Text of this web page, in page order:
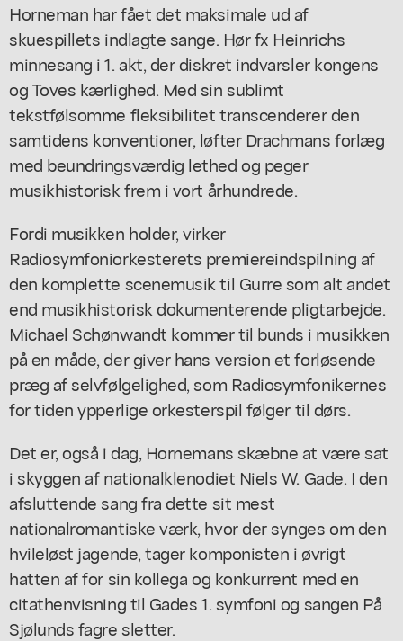
Horneman har fået det maksimale ud af
skuespillets indlagte sange. Hør fx Heinrichs
minnesang i 1. akt, der diskret indvarsler kongens
og Toves kærlighed. Med sin sublimt
tekstfølsomme fleksibilitet transcenderer den
samtidens konventioner, løfter Drachmans forlæg
med beundringsværdig lethed og peger
musikhistorisk frem i vort århundrede.
Fordi musikken holder, virker
Radiosymfoniorkesterets premiereindspilning af
den komplette scenemusik til Gurre som alt andet
end musikhistorisk dokumenterende pligtarbejde.
Michael Schønwandt kommer til bunds i musikken
på en måde, der giver hans version et forløsende
præg af selvfølgelighed, som Radiosymfonikernes
for tiden ypperlige orkesterspil følger til dørs.
Det er, også i dag, Hornemans skæbne at være sat
i skyggen af nationalklenodiet Niels W. Gade. I den
afsluttende sang fra dette sit mest
nationalromantiske værk, hvor der synges om den
hvileløst jagende, tager komponisten i øvrigt
hatten af for sin kollega og konkurrent med en
citathenvisning til Gades 1. symfoni og sangen På
Sjølunds fagre sletter.